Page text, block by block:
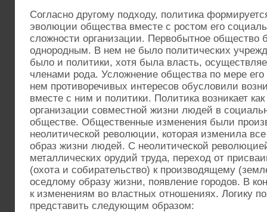
Согласно другому подходу, политика
эволюции общества вместе с ростом его
сложности организации. Первобытное общество
однородным. В нем не было политических
было и политики, хотя была власть,
членами рода. Усложнение общества по мере его
нем противоречивых интересов обусловили
вместе с ним и политики. Политика возникает
организации совместной жизни людей в
обществе. Общественные изменения были
неолитической революции, которая изменила
образ жизни людей. С неолитической
металлических орудий труда, переход от
(охота и собирательство) к производящему
оседлому образу жизни, появление городов. В
к изменениям во властных отношениях. Логику
представить следующим образом: